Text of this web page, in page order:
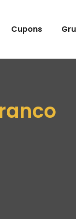
Cupons